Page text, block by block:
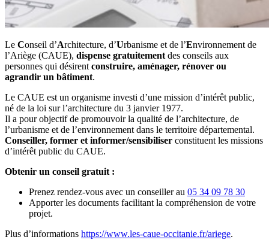
Le Conseil d’Architecture, d’Urbanisme et de l’Environnement de
l’Ariège (CAUE), dispense gratuitement des conseils aux
personnes qui désirent construire, aménager, rénover ou
agrandir un bâtiment.
Le CAUE est un organisme investi d’une mission d’intérêt public,
né de la loi sur l’architecture du 3 janvier 1977.
Il a pour objectif de promouvoir la qualité de l’architecture, de
l’urbanisme et de l’environnement dans le territoire départemental.
Conseiller, former et informer/sensibiliser constituent les missions
d’intérêt public du CAUE.
Obtenir un conseil gratuit :
Prenez rendez-vous avec un conseiller au 05 34 09 78 30
Apporter les documents facilitant la compréhension de votre
projet.
Plus d’informations https://www.les-caue-occitanie.fr/ariege.